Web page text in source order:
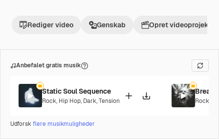
Rediger video Genskab Opret videoprojekt
Anbefalet gratis musik
Static Soul Sequence
Rock, Hip Hop, Dark,Tension Rock
Udforskflere musikmuligheder